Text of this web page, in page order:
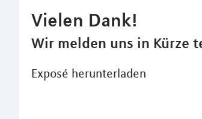
Vielen Dank!
Wir melden uns in Kürze
Exposé herunterladen